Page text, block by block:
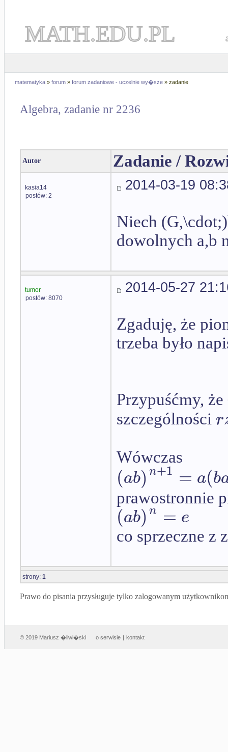
MATH.EDU.PL
matematyka » forum » forum zadaniowe - uczelnie wy�sze » zadanie
Algebra, zadanie nr 2236
Autor Zadanie /
kasia14
postów: 2
2014-03-19
Niech
dowolnych a,b
tumor
postów: 8070
2014-05-27
Zgaduję, że
trzeba było
Przypuśćmy, że
szczególności r
Wówczas
(ab)n+1 = a(b
prawostronnie
(ab)n = e
co sprzeczne z
strony: 1
Prawo do pisania przysługuje tylko zalogowanym
© 2019 Mariusz �liwi�ski o serwisie | kontakt